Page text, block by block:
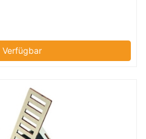
Verfügbar